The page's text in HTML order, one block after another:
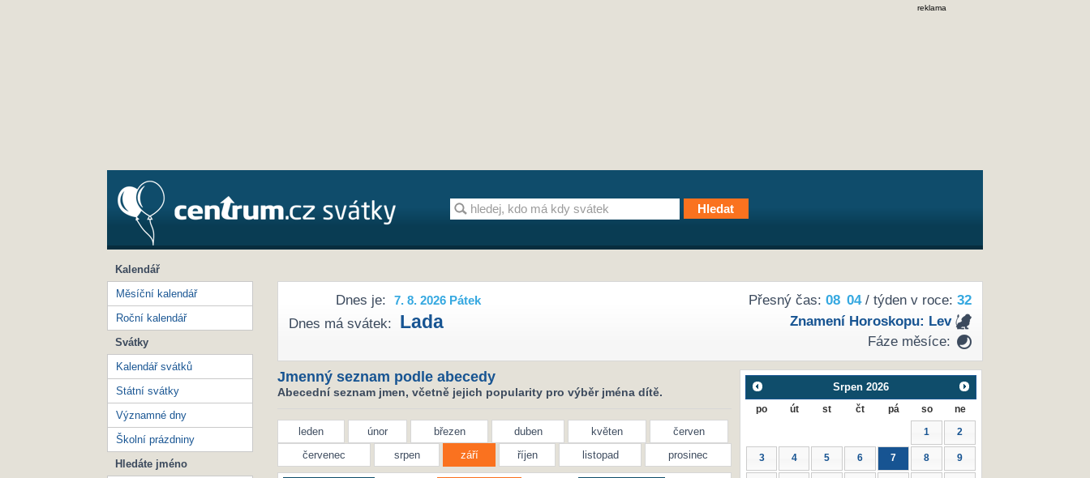
reklama
Přesný čas: 08 04/ týden v roce: 32
Znamení Horoskopu: Lev
Fáze měsíce:
Dnes je: 7. 8. 2026 Pátek
Dnes má svátek: Lada
Jmenný seznam podle abecedy
Abecední seznam jmen, včetně jejich popularity pro výběr jména dítě.
leden únor březen duben květen
červen
červenec
srpen září říjen listopad prosinec
Srpen 2026
po út st čt pá so ne
1 2
3 4 5 6 7 8 9
Kalendář
Měsíční kalendář
Roční kalendář
Svátky
Kalendář svátků
Státní svátky
Významné dny
Školní prázdniny
Hledáte jméno